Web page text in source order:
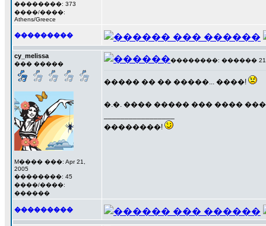
��������: 373
����/����:
Athens/Greece
���������
cy_melissa
��� �����
M���� ���: Apr 21,
2005
��������: 45
����/����:
������
��������: ������ 21
����� �� �� �����... ����!
�.�. ���� ����� ��� ����
��������!
���������